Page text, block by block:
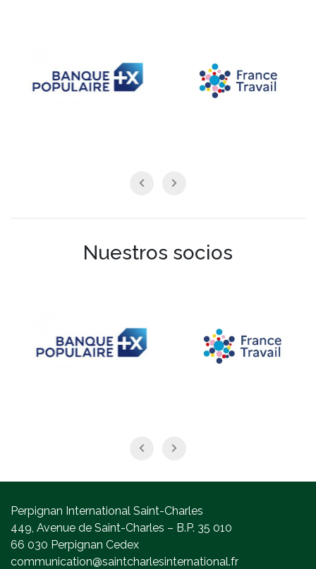
Nuestros socios
Perpignan International Saint-Charles
449, Avenue de Saint-Charles – B.P. 35 010
66 030 Perpignan Cedex
communication@saintcharlesinternational.fr